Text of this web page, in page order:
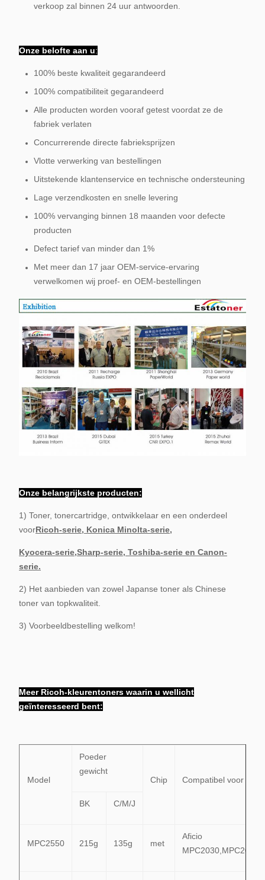
verkoop zal binnen 24 uur antwoorden.
Onze belofte aan u:
100% beste kwaliteit gegarandeerd
100% compatibiliteit gegarandeerd
Alle producten worden vooraf getest voordat ze de
fabriek verlaten
Concurrerende directe fabrieksprijzen
Vlotte verwerking van bestellingen
Uitstekende klantenservice en technische ondersteuning
Lage verzendkosten en snelle levering
100% vervanging binnen 18 maanden voor defecte
producten
Defect tarief van minder dan 1%
Met meer dan 17 jaar OEM-service-ervaring
verwelkomen wij proef- en OEM-bestellingen
Onze belangrijkste producten:
1) Toner, tonercartridge, ontwikkelaar en een onderdeel
voorRicoh-serie, Konica Minolta-serie,
Kyocera-serie,Sharp-serie, Toshiba-serie en Canon-
serie.
2) Het aanbieden van zowel Japanse toner als Chinese
toner van topkwaliteit.
3) Voorbeeldbestelling welkom!
Meer Ricoh-kleurentoners waarin u wellicht
geïnteresseerd bent:
Model
Poeder
gewicht
Chip
Compatibel voor
BK C/M/J
MPC2550 215g 135g met
Aficio